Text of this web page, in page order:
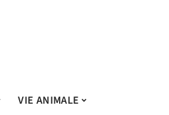
VIE ANIMALE